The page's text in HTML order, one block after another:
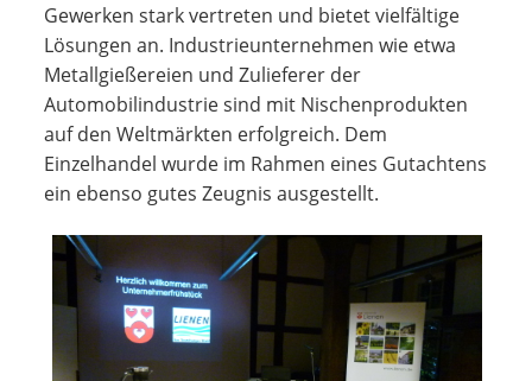
Gewerken stark vertreten und bietet vielfältige
Lösungen an. Industrie­unternehmen wie etwa
Metallgießereien und Zulieferer der
Automobilindustrie sind mit Nischenprodukten
auf den Weltmärkten erfolgreich. Dem
Einzelhandel wurde im Rahmen eines Gutachtens
ein ebenso gutes Zeugnis ausgestellt.